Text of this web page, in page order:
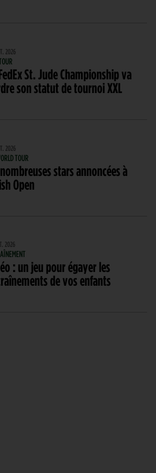
2026
St. Jude Championship va
son statut de tournoi XXL
2026
TOUR
stars annoncées à
Open
2026
: un jeu pour égayer les
de vos enfants